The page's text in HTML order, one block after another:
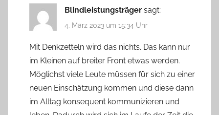
Blindleistungsträger sagt:
4. März 2023 um 15:34 Uhr
Mit Denkzetteln wird das nichts. Das kann nur
im Kleinen auf breiter Front etwas werden.
Möglichst viele Leute müssen für sich zu einer
neuen Einschätzung kommen und diese dann
im Alltag konsequent kommunizieren und